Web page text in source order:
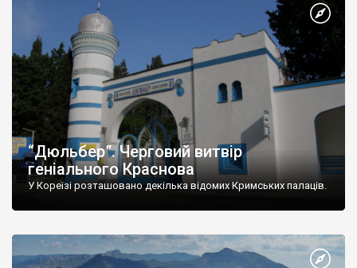
“Дюльбер”. Черговий витвір
геніального Краснова
У Кореїзі розташовано декілька відомих Кримських палаців.